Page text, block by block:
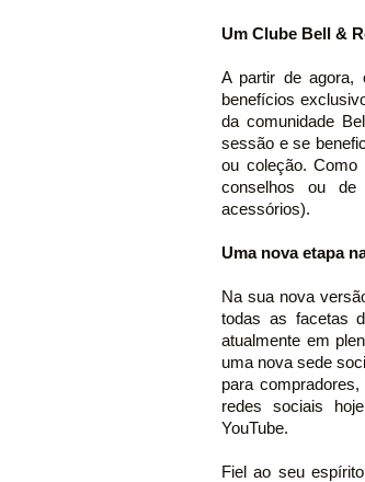
Um Clube Bell &
A partir de agora,
benefícios
da comunidade
sessão e se
ou coleção. Como
conselhos ou de
acessórios).
Uma nova etapa
Na sua nova
todas as facetas
atualmente em
uma nova sede
para
redes sociais
YouTube.
Fiel ao seu